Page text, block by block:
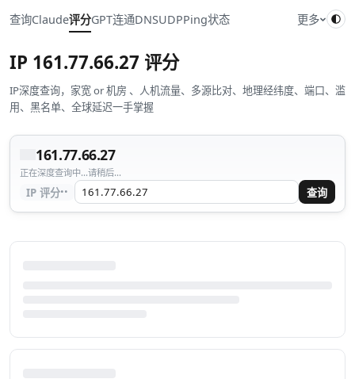
查询Claude评分GPT连通DNSUDPPing状态 更多
IP 161.77.66.27 评分
IP深度查询，家宽 or 机房 、人机流量、多源比对、地理经纬度、端口、滥
用、黑名单、全球延迟一手掌握
161.77.66.27
正在深度查询中...请稍后...
IP 评分·· 查询